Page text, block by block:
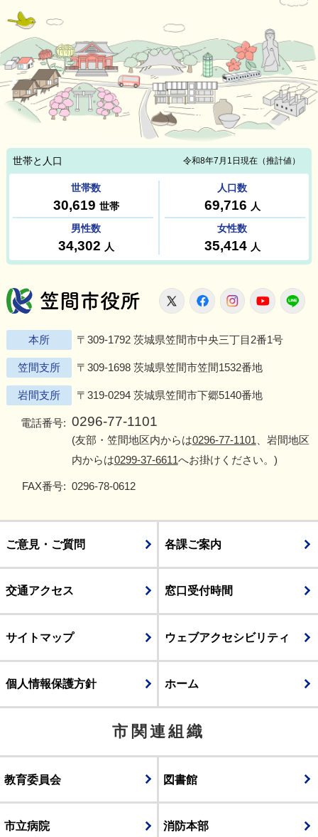
笠間市役所
X FacebookInstagram
本所 〒309-1792 茨城県笠間市中央三丁目2番1号
笠間支所 〒309-1698 茨城県笠間市笠間1532番地
岩間支所 〒319-0294 茨城県笠間市下郷5140番地
電話番号: 0296-77-1101
(友部・笠間地区内からは0296-77-1101 、岩間地区
内からは0299-37-6611へお掛けください。)
FAX番号: 0296-78-0612
ご意見・ご質問 各課ご案内
交通アクセス 窓口受付時間
サイトマップ ウェブアクセシビリティ
個人情報保護方針 ホーム
市関連組織
教育委員会 図書館
市立病院 消防本部